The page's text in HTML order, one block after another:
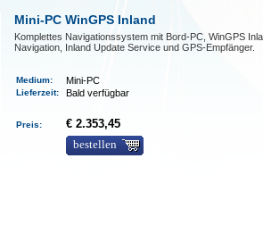
Mini-PC WinGPS Inland
Komplettes Navigationssystem mit Bord-PC, WinGPS
Navigation, Inland Update Service und GPS-Empfänger.
Medium: Mini-PC
Lieferzeit: Bald verfügbar
Preis:
€ 2.353,45
bestellen